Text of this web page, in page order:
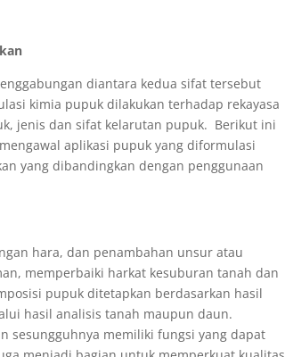
diantara kedua sifat tersebut
kimia pupuk dilakukan terhadap rekayasa
jenis dan sifat kelarutan pupuk. Berikut ini
aplikasi pupuk yang diformulasi
yang dibandingkan dengan penggunaan
hara, dan penambahan unsur atau
memperbaiki harkat kesuburan tanah dan
pupuk ditetapkan berdasarkan hasil
hasil analisis tanah maupun daun.
sesungguhnya memiliki fungsi yang dapat